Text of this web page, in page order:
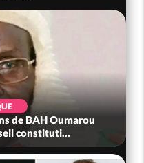
de BAH Oumarou
constituti...